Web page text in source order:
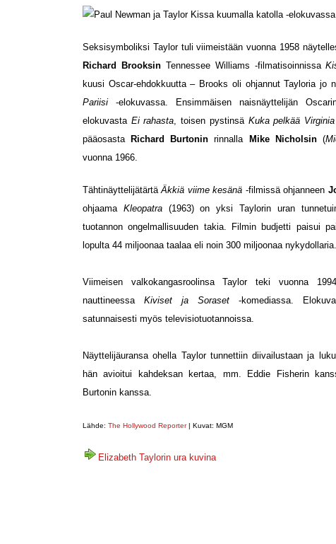
Seksisymboliksi Taylor tuli viimeistään vuonna 1958
Richard Brooksin Tennessee Williams -filmatisoinnissa
kuusi Oscar-ehdokkuutta – Brooks oli ohjannut Tayloria jo
Pariisi -elokuvassa. Ensimmäisen naisnäyttelijän
elokuvasta Ei rahasta, toisen pystinsä Kuka pelkää
pääosasta Richard Burtoninrinnalla Mike Nicholsin (
vuonna 1966.
TähtinäyttelijätärtäÄkkiä viime kesänä -filmissä ohjanneen
ohjaama Kleopatra (1963) on yksi Taylorin uran
tuotannon ongelmallisuuden takia. Filmin budjetti paisui
lopulta 44 miljoonaa taalaa eli noin 300 miljoonaa nykydollaria.
Viimeisen valkokangasroolinsa Taylor teki vuonna
nauttineessa Kiviset ja Soraset -komediassa.
satunnaisesti myös televisiotuotannoissa.
Näyttelijäuransa ohella Taylor tunnettiin diivailustaan ja
hän avioitui kahdeksan kertaa, mm. Eddie Fisherin
Burtonin kanssa.
Lähde: The Hollywood Reporter| Kuvat: MGM
Elizabeth Taylorin ura kuvina